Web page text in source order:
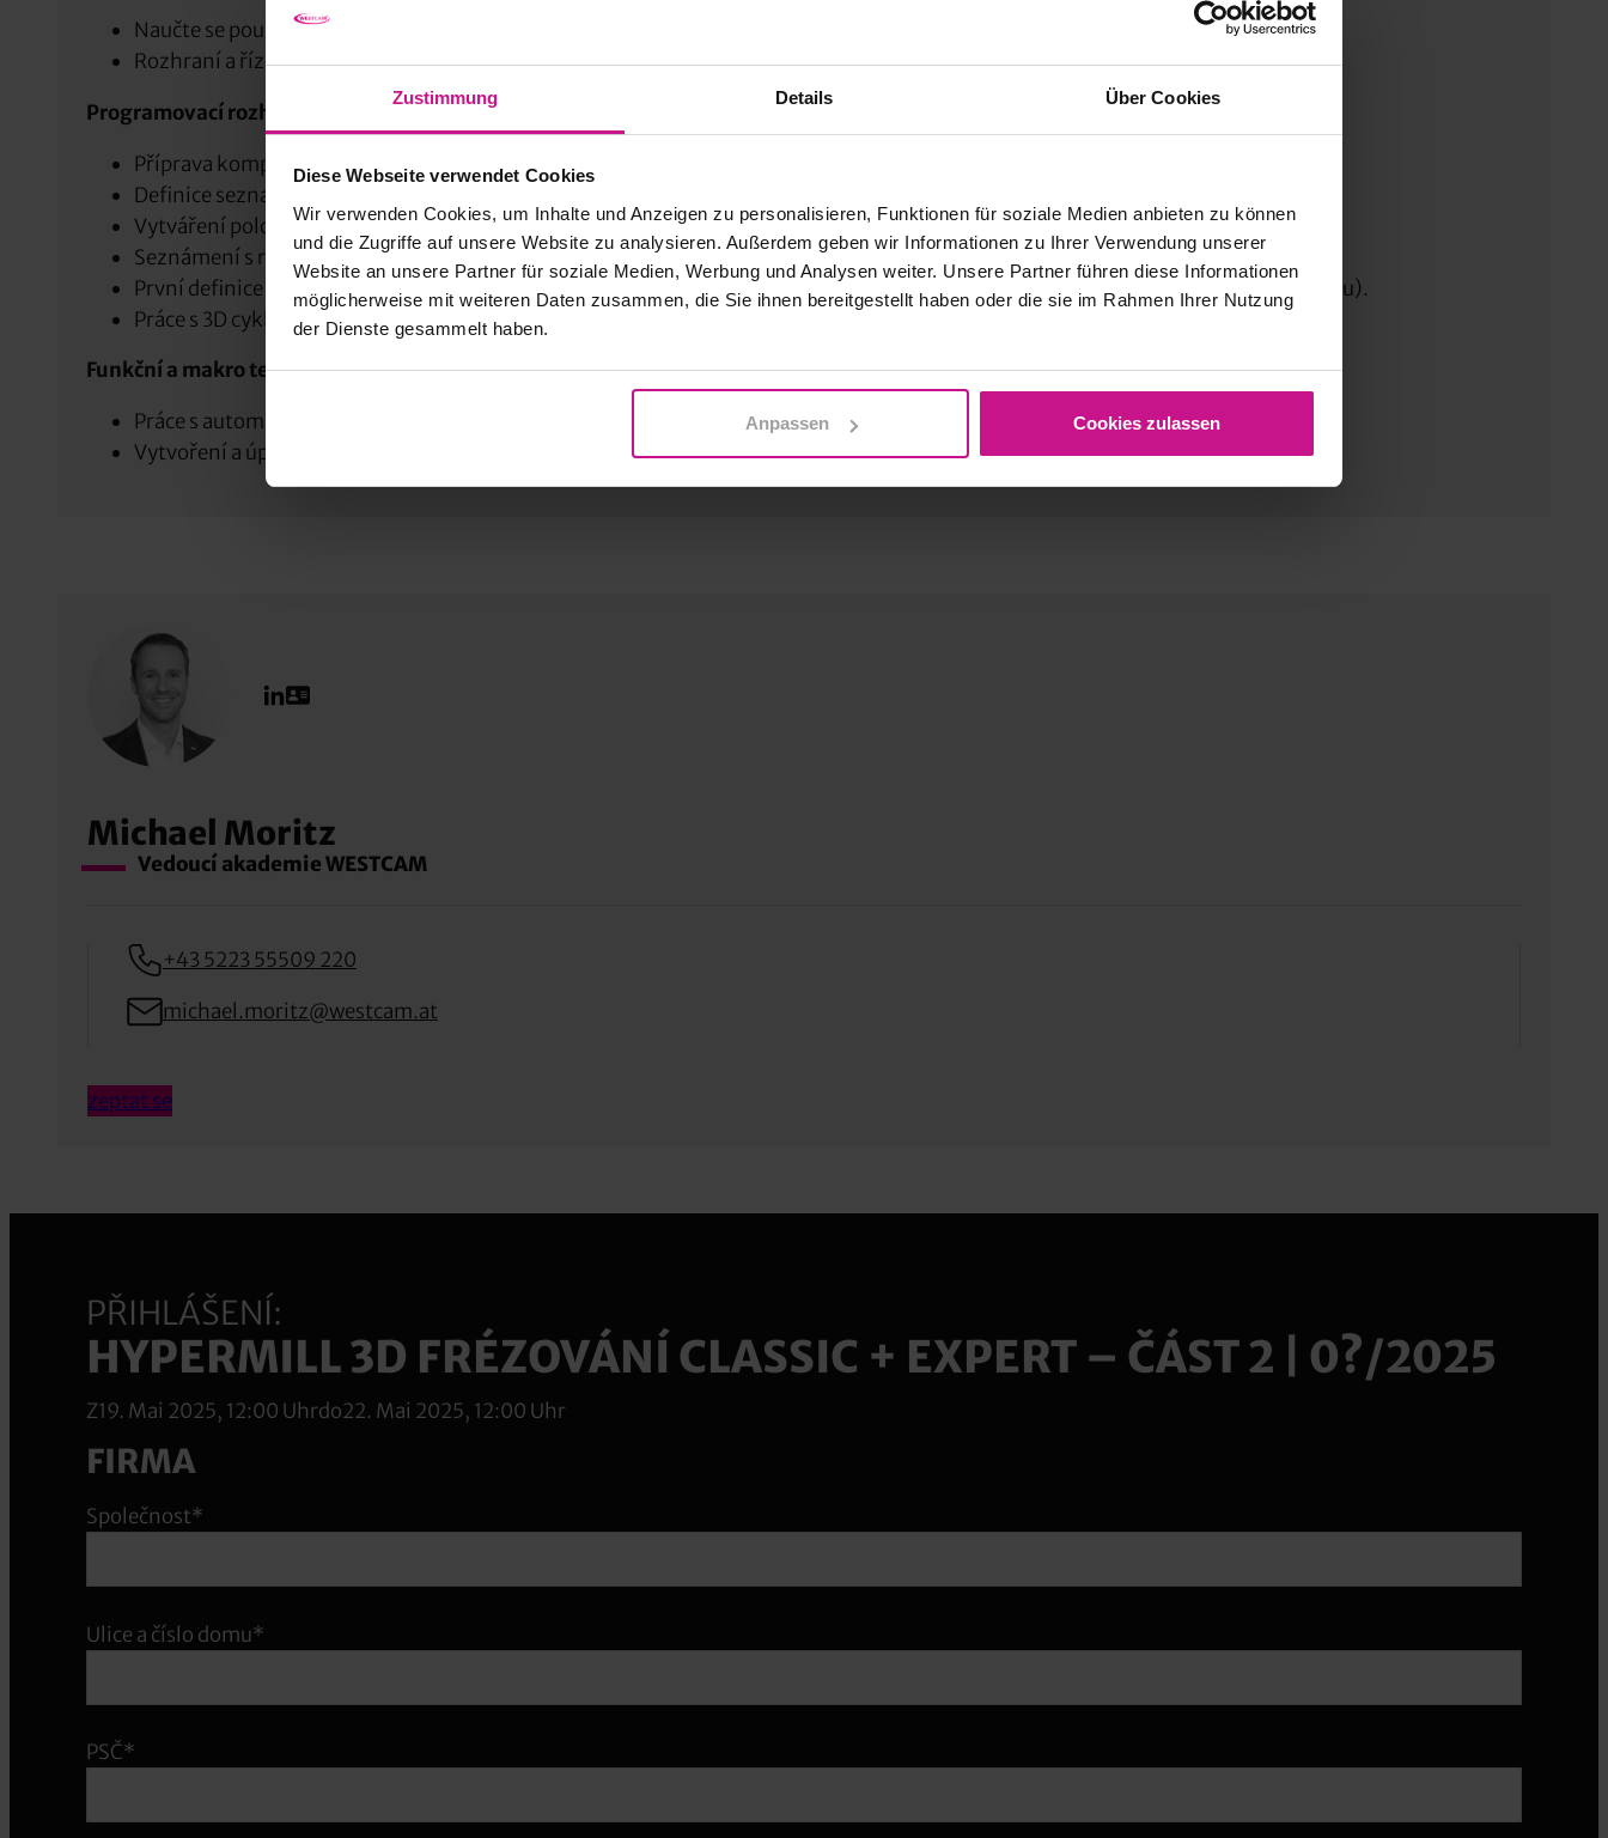
Zustimmung Details Über Cookies
Diese Webseite verwendet Cookies
Wir verwenden Cookies, um Inhalte und Anzeigen zu personalisieren, Funktionen für soziale Medien anbieten zu können
und die Zugriffe auf unsere Website zu analysieren. Außerdem geben wir Informationen zu Ihrer Verwendung unserer
Website an unsere Partner für soziale Medien, Werbung und Analysen weiter. Unsere Partner führen diese Informationen
möglicherweise mit weiteren Daten zusammen, die Sie ihnen bereitgestellt haben oder die sie im Rahmen Ihrer Nutzung
der Dienste gesammelt haben.
Anpassen Cookies zulassen
Naučte se používat všechny příkazy pro plochy a křivky.
Rozhraní a řízení vrstev na příkladech cvičení
Programovací rozhraní / základní nastavení
Příprava komponent a programovací rozhraní
Definice seznamů pro zpracování a souřadnicových systémů
Vytváření polotovarů, frézovacích ploch, geometrií nástrojů a držáků
Seznámení s různými možnostmi simulace, NC souboru a možnostmi dokumentace (zpráva).
První definice cyklů v oblasti 2D (obrábění kontur a kapes, definice cyklů vrtání, obrábění zbytkového materiálu, korekce poloměru).
Práce s 3D cykly (hrubování, různé strategie dokončování, zpracování zbytkového materiálu, řízení a zamezení kolizí).
Funkční a makro technologie
Práce s automatizovaným rozpoznáváním geometrie a programováním
Vytvoření a úprava databáze znalostí
Michael Moritz
Vedoucí akademie WESTCAM
+43 5223 55509 220
michael.moritz@westcam.at
zeptat se
PŘIHLÁŠENÍ:
HYPERMILL 3D FRÉZOVÁNÍ CLASSIC + EXPERT – ČÁST 2 | 0?/2025
Z19. Mai 2025, 12:00 Uhrdo22. Mai 2025, 12:00 Uhr
FIRMA
Společnost*
Ulice a číslo domu*
PSČ*